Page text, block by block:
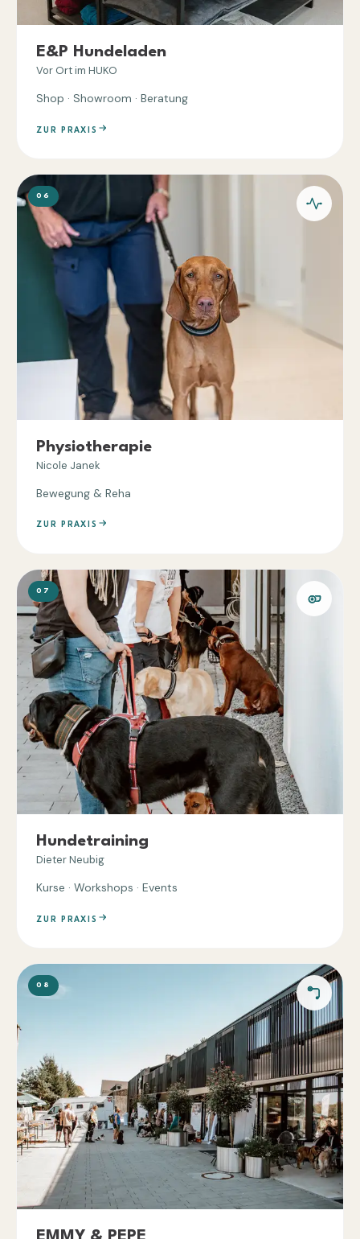
E&P Hundeladen
Vor Ort im HUKO
Shop · Showroom · Beratung
ZUR PRAXIS
06
Physiotherapie
Nicole Janek
Bewegung & Reha
ZUR PRAXIS
07
Hundetraining
Dieter Neubig
Kurse · Workshops · Events
ZUR PRAXIS
08